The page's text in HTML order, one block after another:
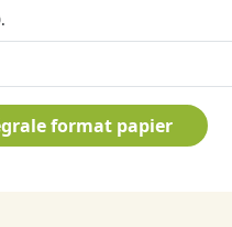
format papier